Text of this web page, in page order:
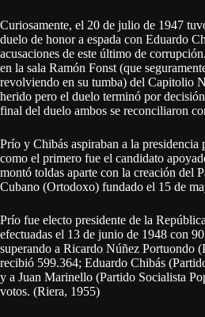
Curiosamente, el 20 de julio de 1947
duelo de honor a espada con Eduardo
acusaciones de este último de
en la sala Ramón Fonst (que
revolviendo en su tumba) del Capitolio
herido pero el duelo terminó por
final del duelo ambos se reconciliaron
Prío y Chibás aspiraban a la
como el primero fue el candidato
montó toldas aparte con la creación del
Cubano (Ortodoxo) fundado el 15 de
Prío fue electo presidente de la
efectuadas el 13 de junio de 1948 con
superando a Ricardo Núñez Portuondo
recibió 599.364; Eduardo Chibás
y a Juan Marinello (Partido Socialista
votos. (Riera, 1955)